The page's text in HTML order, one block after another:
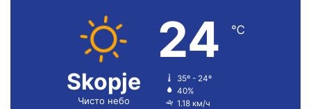
Skopje
Чисто небо
24 ℃
35º - 24º
40%
1.18 км/ч